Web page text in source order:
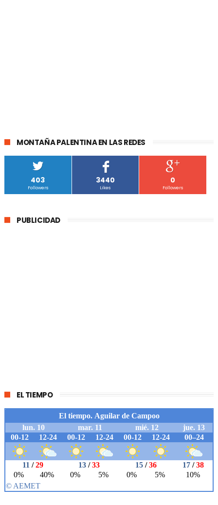
MONTAÑA PALENTINA EN LAS REDES
403
Followers
3440
Likes
0
Followers
PUBLICIDAD
EL TIEMPO